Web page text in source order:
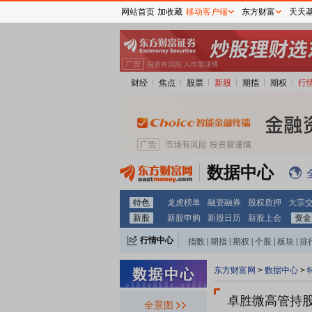
财经 焦点 股票 新股 期指 期权 行
数据中心
特色 龙虎榜单 融资融券 股权质押
大宗
新股
新股申购 新股日历 新股上会 资金
行情中心 指数 期指 期权 个股 板块 排
全景图
东方财富网 > 数据中心 >
卓胜微高管持
网站首页 加收藏 移动客户端 东方财富 天天